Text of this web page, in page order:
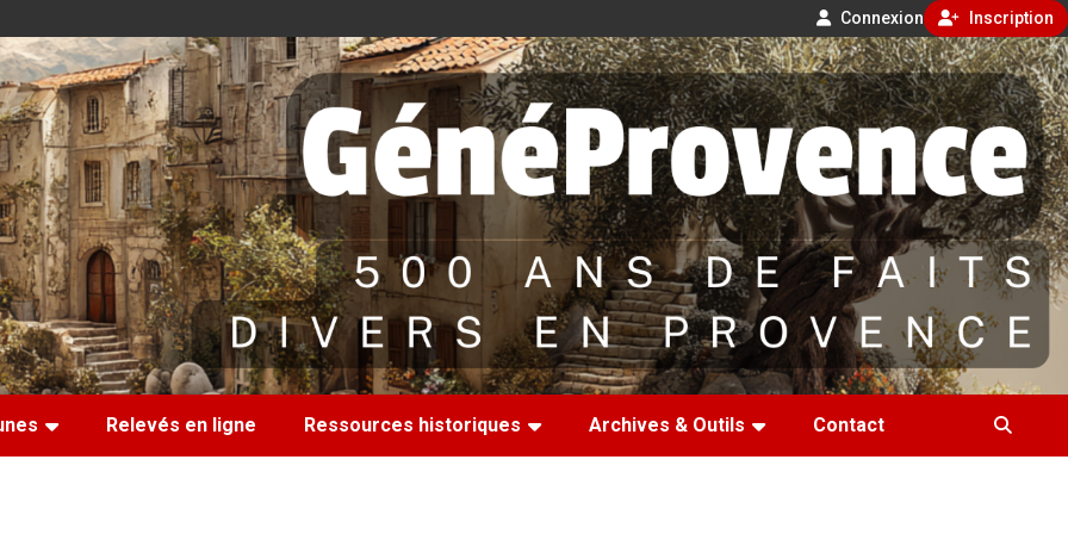
Connexion Inscription
Relevés en ligne Ressources historiques Archives & Outils Contact